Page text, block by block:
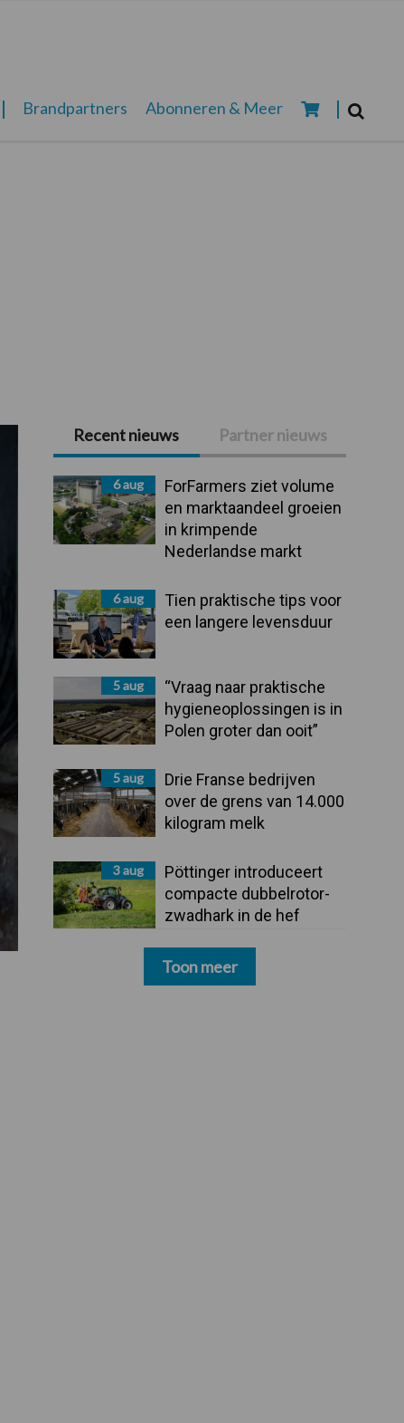
Brandpartners Abonneren & Meer
Primaire
Sidebar
Recent nieuws Partner nieuws
6 aug
ForFarmers ziet volume
en marktaandeel groeien
in krimpende
Nederlandse markt
6 aug
Tien praktische tips voor
een langere levensduur
5 aug
“Vraag naar praktische
hygieneoplossingen is in
Polen groter dan ooit”
5 aug
Drie Franse bedrijven
over de grens van 14.000
kilogram melk
3 aug
Pöttinger introduceert
compacte dubbelrotor-
zwadhark in de hef
Toon meer